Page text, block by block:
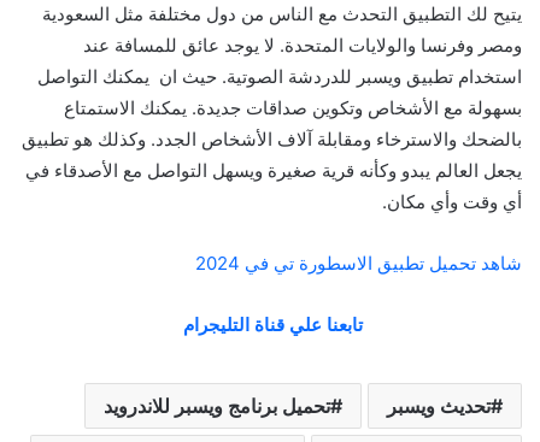
يتيح لك التطبيق التحدث مع الناس من دول مختلفة مثل السعودية
ومصر وفرنسا والولايات المتحدة. لا يوجد عائق للمسافة عند
استخدام تطبيق ويسبر للدردشة الصوتية. حيث ان يمكنك التواصل
بسهولة مع الأشخاص وتكوين صداقات جديدة. يمكنك الاستمتاع
بالضحك والاسترخاء ومقابلة آلاف الأشخاص الجدد. وكذلك هو تطبيق
يجعل العالم يبدو وكأنه قرية صغيرة ويسهل التواصل مع الأصدقاء في
أي وقت وأي مكان.
شاهد تحميل تطبيق الاسطورة تي في 2024
تابعنا علي قناة التليجرام
تحديث ويسبر تحميل برنامج ويسبر للاندرويد